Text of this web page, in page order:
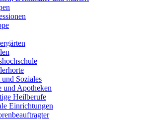
Soziales
und Apotheken
Heilberufe
Einrichtungen